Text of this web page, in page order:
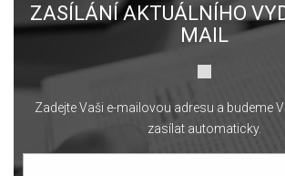
ZASÍLÁNÍ AKTUÁLNÍHO
MAIL
Zadejte Vaši e-mailovou adresu a budeme
zasílat automaticky.